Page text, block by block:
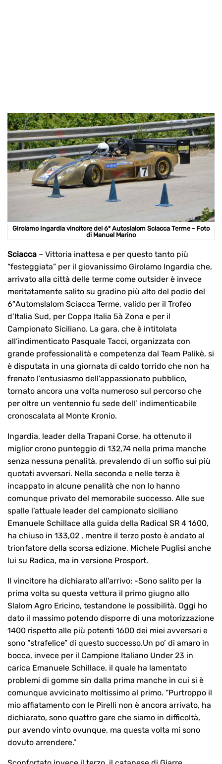
Girolamo Ingardia vincitore del 6° Autoslalom Sciacca Terme - Foto
di Manuel Marino
Sciacca – Vittoria inattesa e per questo tanto più
“festeggiata” per il giovanissimo Girolamo Ingardia che,
arrivato alla città delle terme come outsider è invece
meritatamente salito su gradino più alto del podio del
6°Automslalom Sciacca Terme, valido per il Trofeo
d’Italia Sud, per Coppa Italia 5à Zona e per il
Campionato Siciliano. La gara, che è intitolata
all’indimenticato Pasquale Tacci, organizzata con
grande professionalità e competenza dal Team Palikè, si
è disputata in una giornata di caldo torrido che non ha
frenato l’entusiasmo dell’appassionato pubblico,
tornato ancora una volta numeroso sul percorso che
per oltre un ventennio fu sede dell’ indimenticabile
cronoscalata al Monte Kronio.
Ingardia, leader della Trapani Corse, ha ottenuto il
miglior crono punteggio di 132,74 nella prima manche
senza nessuna penalità, prevalendo di un soffio sui più
quotati avversari. Nella seconda e nelle terza è
incappato in alcune penalità che non lo hanno
comunque privato del memorabile successo. Alle sue
spalle l’attuale leader del campionato siciliano
Emanuele Schillace alla guida della Radical SR 4 1600,
ha chiuso in 133,02 , mentre il terzo posto è andato al
trionfatore della scorsa edizione, Michele Puglisi anche
lui su Radica, ma in versione Prosport.
Il vincitore ha dichiarato all’arrivo: -Sono salito per la
prima volta su questa vettura il primo giugno allo
Slalom Agro Ericino, testandone le possibilità. Oggi ho
dato il massimo potendo disporre di una motorizzazione
1400 rispetto alle più potenti 1600 dei miei avversari e
sono “strafelice” di questo successo.Un po’ di amaro in
bocca, invece per il Campione Italiano Under 23 in
carica Emanuele Schillace, il quale ha lamentato
problemi di gomme sin dalla prima manche in cui si è
comunque avvicinato moltissimo al primo. “Purtroppo il
mio affiatamento con le Pirelli non è ancora arrivato, ha
dichiarato, sono quattro gare che siamo in difficoltà,
pur avendo vinto ovunque, ma questa volta mi sono
dovuto arrendere.”